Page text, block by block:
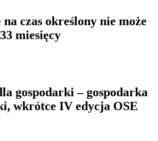
czas określony nie może
miesięcy
gospodarki – gospodarka
wkrótce IV edycja OSE